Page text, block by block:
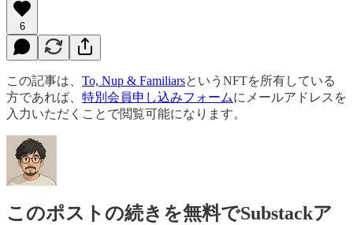
6
この記事は、 To, Nup & FamiliarsというNFTを所有している
方であれば、 特別会員申し込みフォームにメールアドレスを
入力いただくことで閲覧可能になります。
このポストの続きを無料でSubstackア